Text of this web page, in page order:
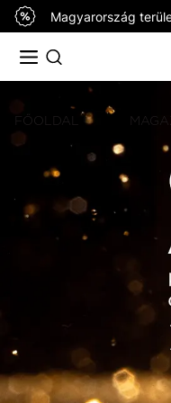
Magyarország
FŐOLDAL